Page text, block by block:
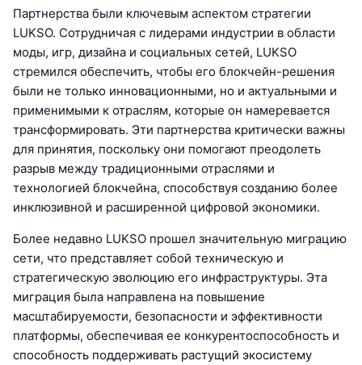
Партнерства были ключевым аспектом стратегии
LUKSO. Сотрудничая с лидерами индустрии в области
моды, игр, дизайна и социальных сетей, LUKSO
стремился обеспечить, чтобы его блокчейн-решения
были не только инновационными, но и актуальными и
применимыми к отраслям, которые он намеревается
трансформировать. Эти партнерства критически важны
для принятия, поскольку они помогают преодолеть
разрыв между традиционными отраслями и
технологией блокчейна, способствуя созданию более
инклюзивной и расширенной цифровой экономики.
Более недавно LUKSO прошел значительную миграцию
сети, что представляет собой техническую и
стратегическую эволюцию его инфраструктуры. Эта
миграция была направлена на повышение
масштабируемости, безопасности и эффективности
платформы, обеспечивая ее конкурентоспособность и
способность поддерживать растущий экосистему